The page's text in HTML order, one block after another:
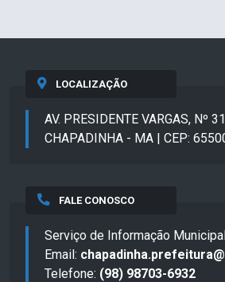
LOCALIZAÇÃO
AV. PRESIDENTE VARGAS, Nº
CHAPADINHA - MA | CEP:
FALE CONOSCO
Serviço de Informação
Email:
Telefone: (98) 98703-6932